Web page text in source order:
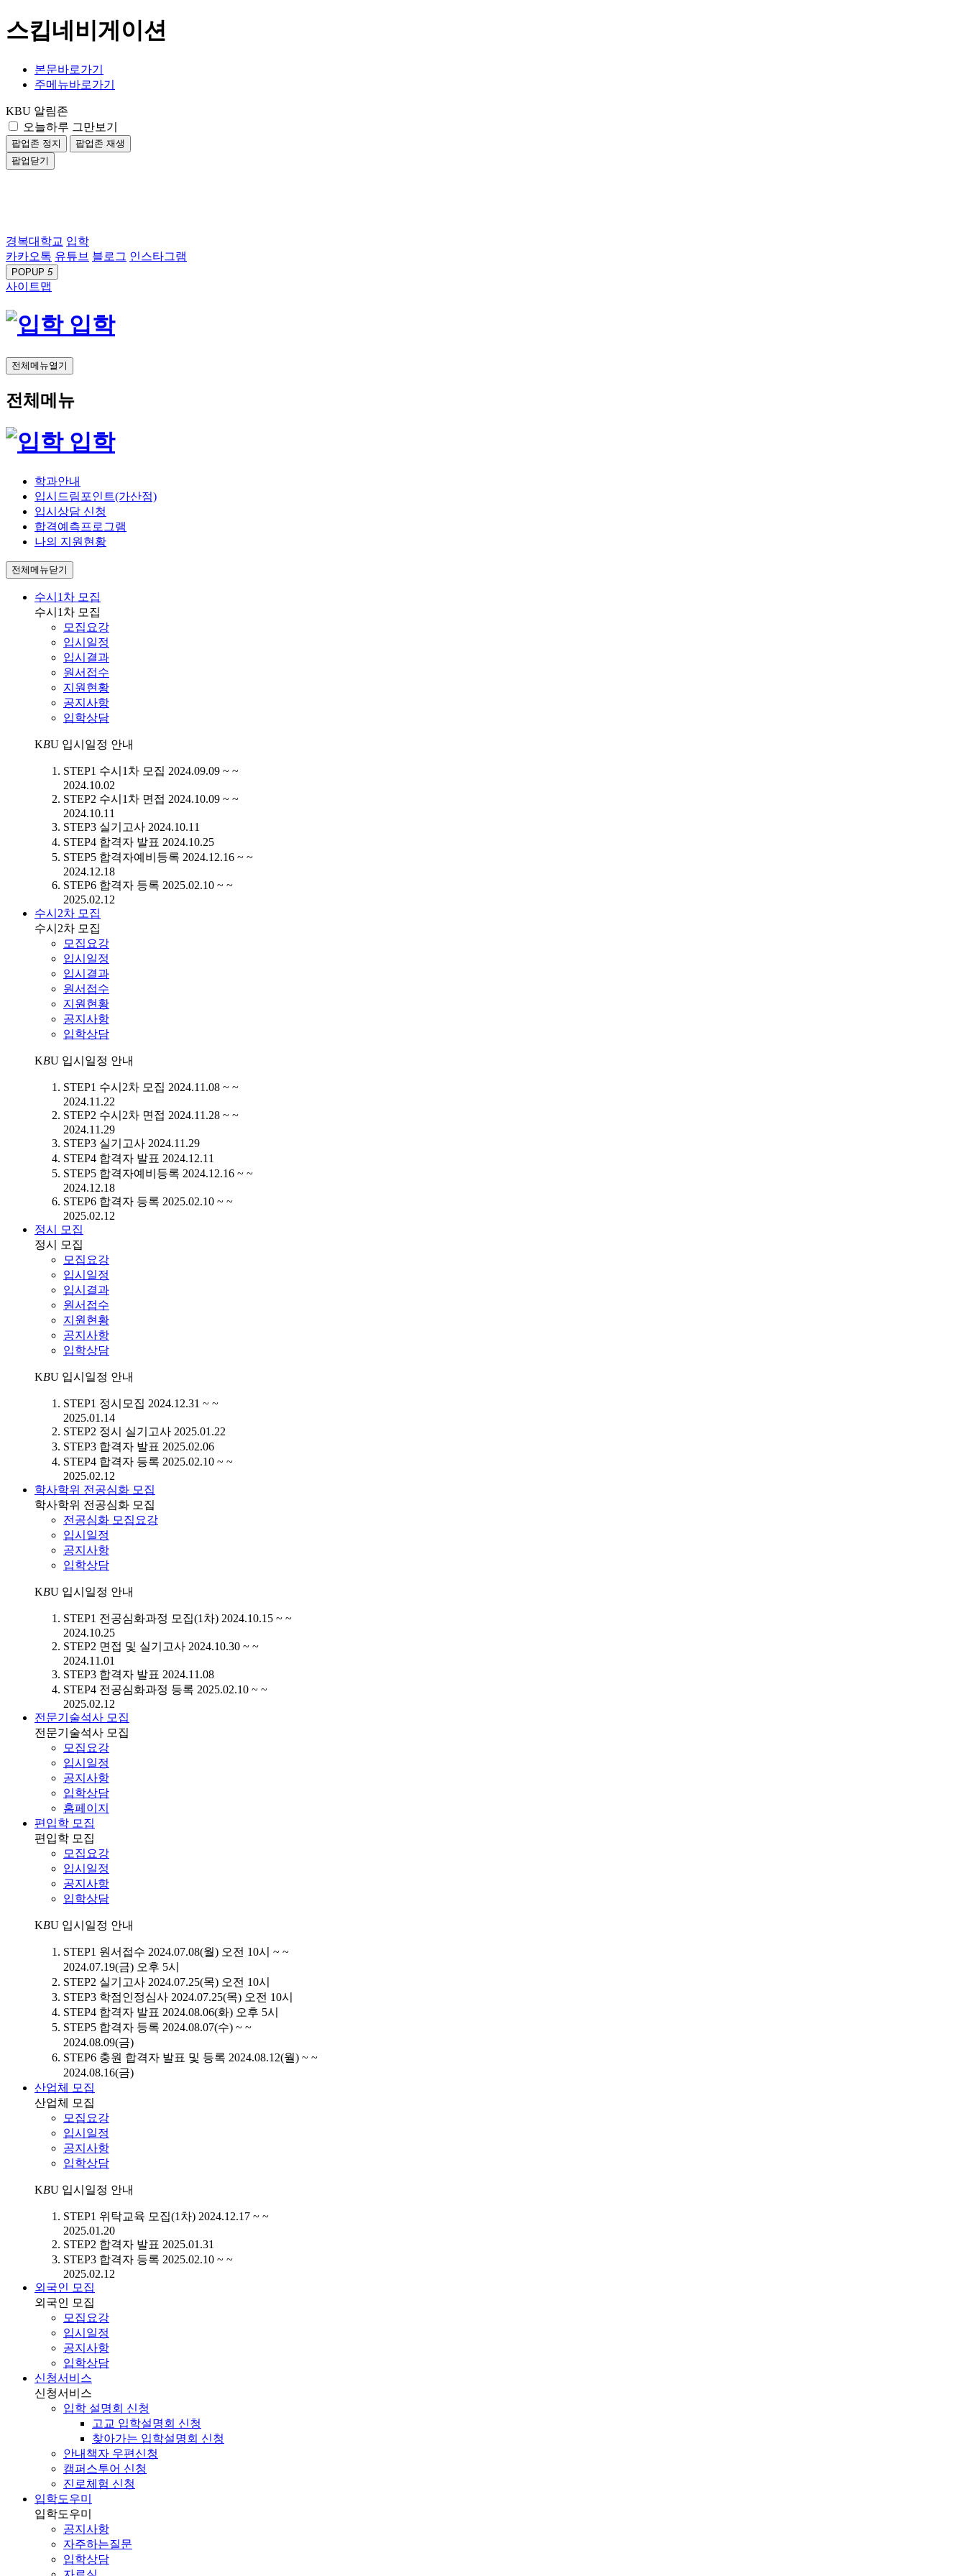
스킵네비게이션
본문바로가기
주메뉴바로가기
KBU 알림존
오늘하루 그만보기
팝업존 정지
팝업존 재생
팝업닫기
경복대학교 입학
카카오톡 유튜브 블로그 인스타그램
POPUP 5
사이트맵
입학
전체메뉴열기
전체메뉴
입학
학과안내
입시드림포인트(가산점)
입시상담 신청
합격예측프로그램
나의 지원현황
전체메뉴닫기
수시1차 모집
수시1차 모집
모집요강
입시일정
입시결과
원서접수
지원현황
공지사항
입학상담
KBU 입시일정 안내
STEP1 수시1차 모집 2024.09.09 ~ ~
2024.10.02
STEP2 수시1차 면접 2024.10.09 ~ ~
2024.10.11
STEP3 실기고사 2024.10.11
STEP4 합격자 발표 2024.10.25
STEP5 합격자예비등록 2024.12.16 ~ ~
2024.12.18
STEP6 합격자 등록 2025.02.10 ~ ~
2025.02.12
수시2차 모집
수시2차 모집
모집요강
입시일정
입시결과
원서접수
지원현황
공지사항
입학상담
KBU 입시일정 안내
STEP1 수시2차 모집 2024.11.08 ~ ~
2024.11.22
STEP2 수시2차 면접 2024.11.28 ~ ~
2024.11.29
STEP3 실기고사 2024.11.29
STEP4 합격자 발표 2024.12.11
STEP5 합격자예비등록 2024.12.16 ~ ~
2024.12.18
STEP6 합격자 등록 2025.02.10 ~ ~
2025.02.12
정시 모집
정시 모집
모집요강
입시일정
입시결과
원서접수
지원현황
공지사항
입학상담
KBU 입시일정 안내
STEP1 정시모집 2024.12.31 ~ ~
2025.01.14
STEP2 정시 실기고사 2025.01.22
STEP3 합격자 발표 2025.02.06
STEP4 합격자 등록 2025.02.10 ~ ~
2025.02.12
학사학위 전공심화 모집
학사학위 전공심화 모집
전공심화 모집요강
입시일정
공지사항
입학상담
KBU 입시일정 안내
STEP1 전공심화과정 모집(1차) 2024.10.15 ~ ~
2024.10.25
STEP2 면접 및 실기고사 2024.10.30 ~ ~
2024.11.01
STEP3 합격자 발표 2024.11.08
STEP4 전공심화과정 등록 2025.02.10 ~ ~
2025.02.12
전문기술석사 모집
전문기술석사 모집
모집요강
입시일정
공지사항
입학상담
홈페이지
편입학 모집
편입학 모집
모집요강
입시일정
공지사항
입학상담
KBU 입시일정 안내
STEP1 원서접수 2024.07.08(월) 오전 10시 ~ ~
2024.07.19(금) 오후 5시
STEP2 실기고사 2024.07.25(목) 오전 10시
STEP3 학점인정심사 2024.07.25(목) 오전 10시
STEP4 합격자 발표 2024.08.06(화) 오후 5시
STEP5 합격자 등록 2024.08.07(수) ~ ~
2024.08.09(금)
STEP6 충원 합격자 발표 및 등록 2024.08.12(월) ~ ~
2024.08.16(금)
산업체 모집
산업체 모집
모집요강
입시일정
공지사항
입학상담
KBU 입시일정 안내
STEP1 위탁교육 모집(1차) 2024.12.17 ~ ~
2025.01.20
STEP2 합격자 발표 2025.01.31
STEP3 합격자 등록 2025.02.10 ~ ~
2025.02.12
외국인 모집
외국인 모집
모집요강
입시일정
공지사항
입학상담
신청서비스
신청서비스
입학 설명회 신청
고교 입학설명회 신청
찾아가는 입학설명회 신청
안내책자 우편신청
캠퍼스투어 신청
진로체험 신청
입학도우미
입학도우미
공지사항
자주하는질문
입학상담